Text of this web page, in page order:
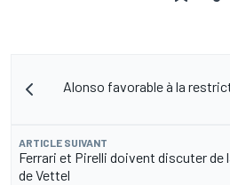
Alonso favorable à la
ARTICLE SUIVANT
Ferrari et Pirelli doivent discuter de
de Vettel